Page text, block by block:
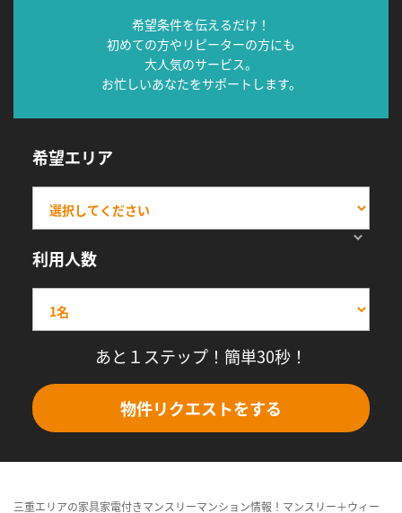
希望条件を伝えるだけ！
初めての方やリピーターの方にも
大人気のサービス。
お忙しいあなたをサポートします。
希望エリア
利用人数
あと１ステップ！簡単30秒！
物件リクエストをする
三重エリアの家具家電付きマンスリーマンション情報！マンスリー＋ウィー